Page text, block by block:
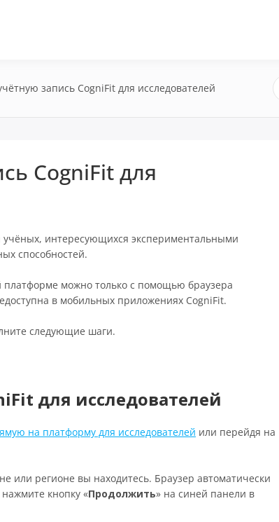
запись CogniFit для исследователей
CogniFit для
интересующихся экспериментальными
способностей.
платформе можно только с помощью браузера
в мобильных приложениях CogniFit.
следующие шаги.
для исследователей
на платформу для исследователей или перейдя на
или регионе вы находитесь. Браузер автоматически
кнопку «Продолжить» на синей панели в